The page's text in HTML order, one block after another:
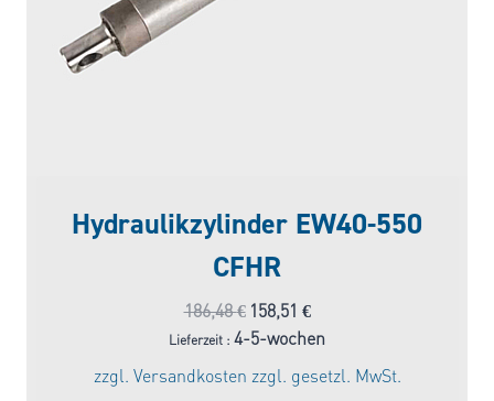
Hydraulikzylinder EW40-550
CFHR
186,48€ Ursprünglicher
Preis
war:
186,48 €
158,51 €Aktueller
Preis
Lieferzeit : 4-5-wochen
zzgl. Versandkosten zzgl. gesetzl. MwSt.